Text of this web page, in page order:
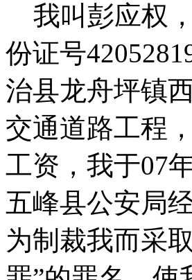
我叫彭应权
份证号
治县龙舟坪镇
交通道路工程
工资，我于07
五峰县公安局
为制裁我而采